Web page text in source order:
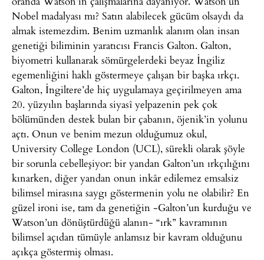
Nobel madalyası mı? Satın alabilecek gücüm olsaydı da
almak istemezdim. Benim uzmanlık alanım olan insan
genetiği biliminin yaratıcısı Francis Galton. Galton,
biyometri kullanarak sömürgelerdeki beyaz İngiliz
egemenliğini haklı göstermeye çalışan bir başka ırkçı.
Galton, İngiltere’de hiç uygulamaya geçirilmeyen ama
20. yüzyılın başlarında siyasî yelpazenin pek çok
bölümünden destek bulan bir çabanın, öjenik’in yolunu
açtı. Onun ve benim mezun olduğumuz okul,
University College London (UCL), sürekli olarak şöyle
bir sorunla cebelleşiyor: bir yandan Galton’un ırkçılığını
kınarken, diğer yandan onun inkâr edilemez emsalsiz
bilimsel mirasına saygı göstermenin yolu ne olabilir? En
güzel ironi ise, tam da genetiğin -Galton’un kurduğu ve
Watson’un dönüştürdüğü alanın- “ırk” kavramının
bilimsel açıdan tümüyle anlamsız bir kavram olduğunu
açıkça göstermiş olması.